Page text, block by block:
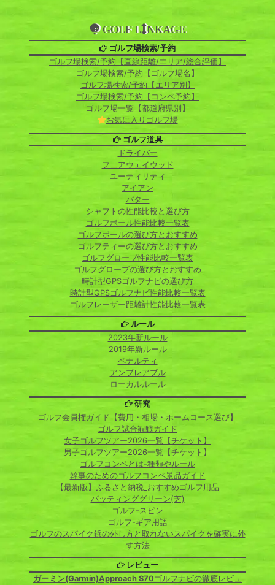
GOLF L NKAGE
ゴルフ場検索/予約
ゴルフ場検索/予約【直線距離/エリア/総合評価】
ゴルフ場検索/予約【ゴルフ場名】
ゴルフ場検索/予約【エリア別】
ゴルフ場検索/予約【コンペ予約】
ゴルフ場一覧【都道府県別】
お気に入りゴルフ場
ゴルフ道具
ドライバー
フェアウェイウッド
ユーティリティ
アイアン
パター
シャフトの性能比較と選び方
ゴルフボール性能比較一覧表
ゴルフボールの選び方とおすすめ
ゴルフティーの選び方とおすすめ
ゴルフグローブ性能比較一覧表
ゴルフグローブの選び方とおすすめ
時計型GPSゴルフナビの選び方
時計型GPSゴルフナビ性能比較一覧表
ゴルフレーザー距離計性能比較一覧表
ルール
2023年新ルール
2019年新ルール
ペナルティ
アンプレアブル
ローカルルール
研究
ゴルフ会員権ガイド【費用・相場・ホームコース選び】
ゴルフ試合観戦ガイド
女子ゴルフツアー2026一覧【チケット】
男子ゴルフツアー2026一覧【チケット】
ゴルフコンペとは-種類やルール
幹事のためのゴルフコンペ景品ガイド
【最新版】ふるさと納税_おすすめゴルフ用品
パッティンググリーン(芝)
ゴルフ-スピン
ゴルフ-ギア用語
ゴルフのスパイク鋲の外し方と取れないスパイクを確実に外
す方法
レビュー
ガーミン(Garmin)Approach S70ゴルフナビの徹底レビュ